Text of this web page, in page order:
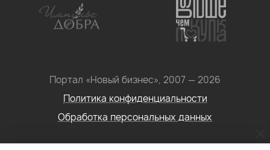
Портал «Новый бизнес», 2007 — 2026
Политика конфиденциальности
Обработка персональных данных